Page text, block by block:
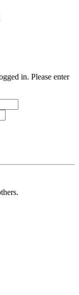
in. Please enter